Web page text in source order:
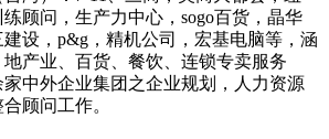
顾问，生产力中心，sogo百货，晶华
设，p&g，精机公司，宏基电脑等，涵
产业、百货、餐饮、连锁专卖服务
中外企业集团之企业规划，人力资源
顾问工作。